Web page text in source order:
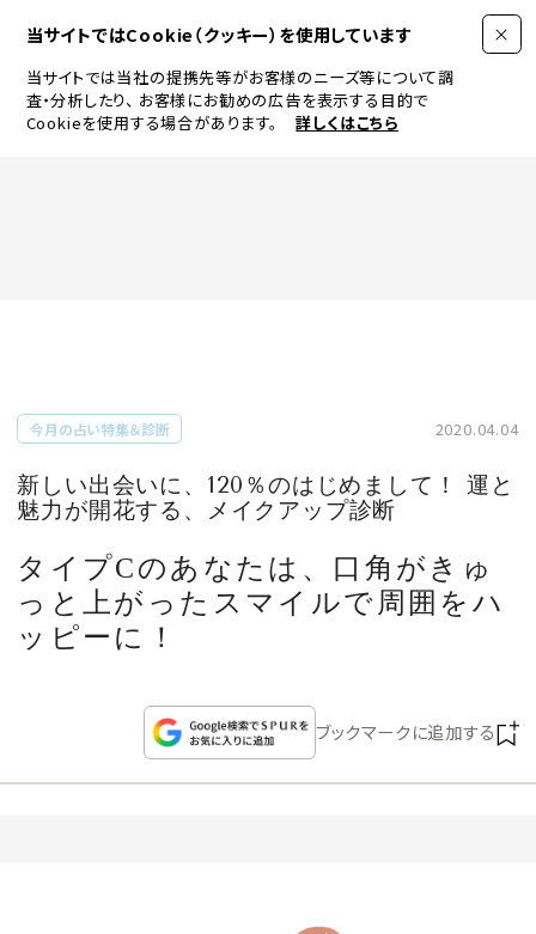
当サイトではCookie（クッキー）を使用しています
当サイトでは当社の提携先等がお客様のニーズ等について調
査・分析したり、 お客様にお勧めの広告を表示する目的で
Cookieを使用する場合があります。
詳しくはこちら
JEWELRY & WATCH
LIFESTYLE
CULTURE
CELEBRITY
WEDDING
今月の占い特集＆診断 2020.04.04
新しい出会いに、120％のはじめまして！ 運と
魅力が開花する、メイクアップ診断
タイプCのあなたは、口角がきゅ
っと上がったスマイルで周囲をハ
ッピーに！
ブックマークに追加する